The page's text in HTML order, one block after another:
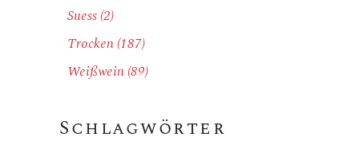
Suess(2)
Trocken(187)
Weißwein(89)
Schlagwörter